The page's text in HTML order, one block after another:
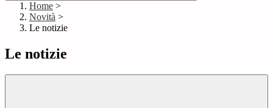
Home >
Novità >
Le notizie
Le notizie